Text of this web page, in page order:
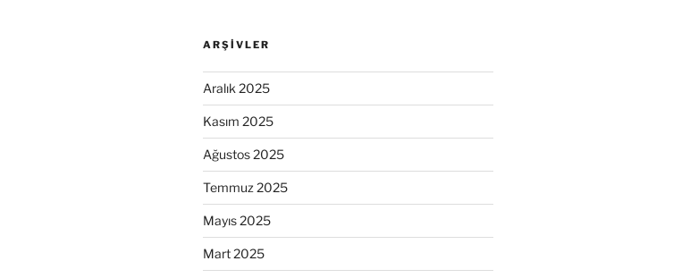
ARŞIVLER
Aralık 2025
Kasım 2025
Ağustos 2025
Temmuz 2025
Mayıs 2025
Mart 2025